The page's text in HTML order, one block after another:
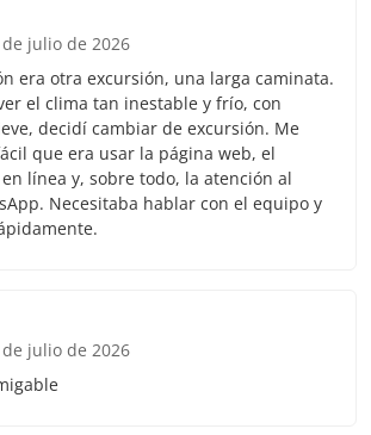
julio de 2026
era otra excursión, una larga caminata.
el clima tan inestable y frío, con
decidí cambiar de excursión. Me
que era usar la página web, el
línea y, sobre todo, la atención al
Necesitaba hablar con el equipo y
julio de 2026